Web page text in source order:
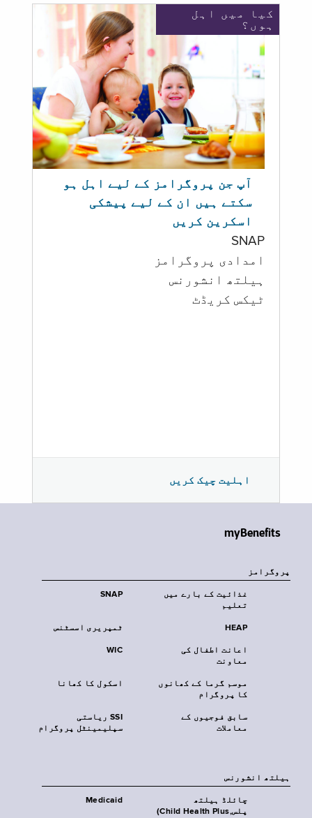
کیا میں اہل
ہوں؟
آپ جن پروگرامز کے لیے اہل ہو
سکتے ہیں ان کے لیے پیشکی
اسکرین کریں
SNAP
امدادی پروگرامز
‏ہیلتھ انشورنس
ٹیکس کریڈٹ
اہلیت چیک کریں
myBenefits
پروگرامز
SNAP
غذائیت کے بارے میں
تعلیم
ٹمپریری اسسٹنس HEAP
WIC
اعانت اطفال کی
معاونت
اسکول کا کھانا
موسم گرما کے کھانوں
کا پروگرام
SSI ریاستی
سپلیمینٹل پروگرام
سابق فوجیوں کے
معاملات
‏ہیلتھ انشورنس
Medicaid
چائلڈ ہیلتھ
پلس‎(Child Health Plus,